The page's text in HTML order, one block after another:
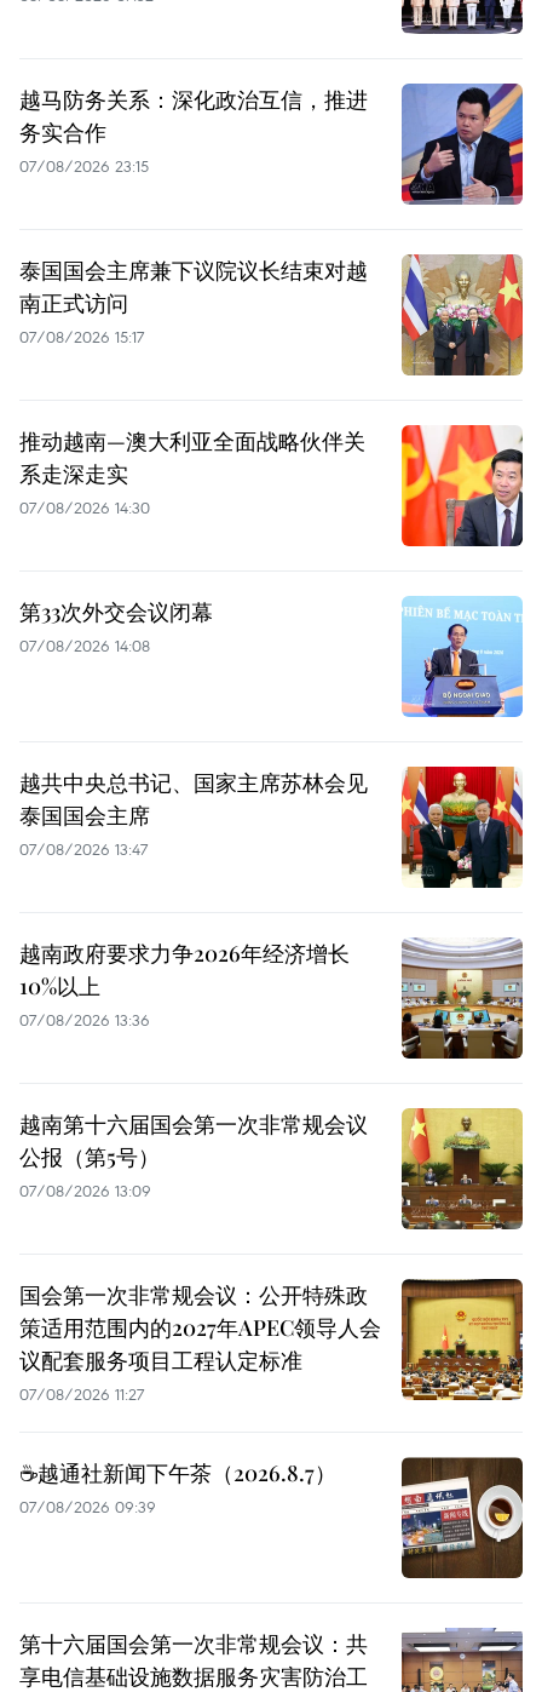
越马防务关系：深化政治互信，推进
务实合作
07/08/2026 23:15
泰国国会主席兼下议院议长结束对越
南正式访问
07/08/2026 15:17
推动越南—澳大利亚全面战略伙伴关
系走深走实
07/08/2026 14:30
第33次外交会议闭幕
07/08/2026 14:08
越共中央总书记、国家主席苏林会见
泰国国会主席
07/08/2026 13:47
越南政府要求力争2026年经济增长
10%以上
07/08/2026 13:36
越南第十六届国会第一次非常规会议
公报（第5号）
07/08/2026 13:09
国会第一次非常规会议：公开特殊政
策适用范围内的2027年APEC领导人会
议配套服务项目工程认定标准
07/08/2026 11:27
☕️越通社新闻下午茶（2026.8.7）
07/08/2026 09:39
第十六届国会第一次非常规会议：共
享电信基础设施数据服务灾害防治工